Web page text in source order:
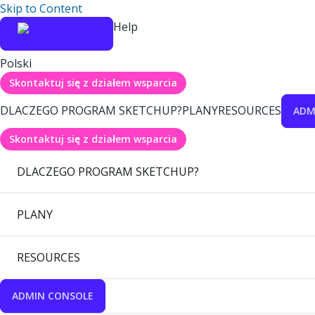
Skip to Content
Help
Polski
Skontaktuj się z działem wsparcia
DLACZEGO PROGRAM SKETCHUP?PLANYRESOURCES
Skontaktuj się z działem wsparcia
DLACZEGO PROGRAM SKETCHUP?
PLANY
RESOURCES
ADMIN CONSOLE